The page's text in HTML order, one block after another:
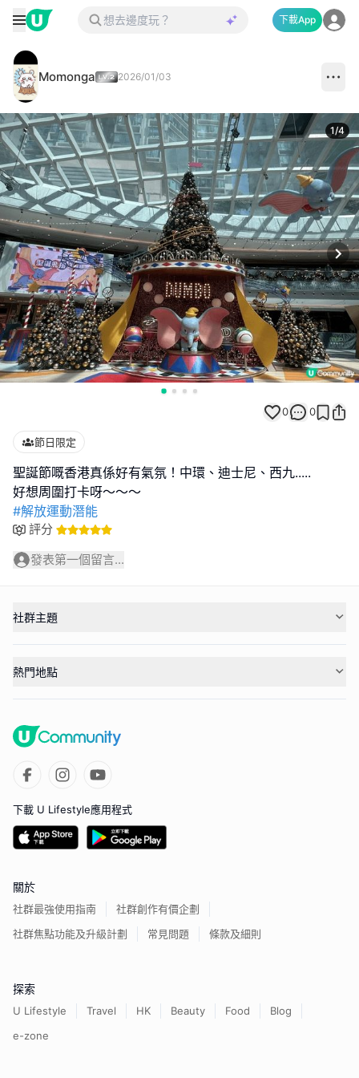
下載App
Momonga 2026/01/03
1/4
0 0
節日限定
聖誕節嘅香港真係好有氣氛！中環、迪士尼、西九.....
#解放運動潛能
評分
發表第一個留言...
社群主題
熱門地點
下載 U Lifestyle應用程式
關於
社群最強使用指南
社群創作有價企劃
社群焦點功能及升級計劃
常見問題 條款及細則
探索
U Lifestyle Travel HK Beauty Food
Blog
e-zone